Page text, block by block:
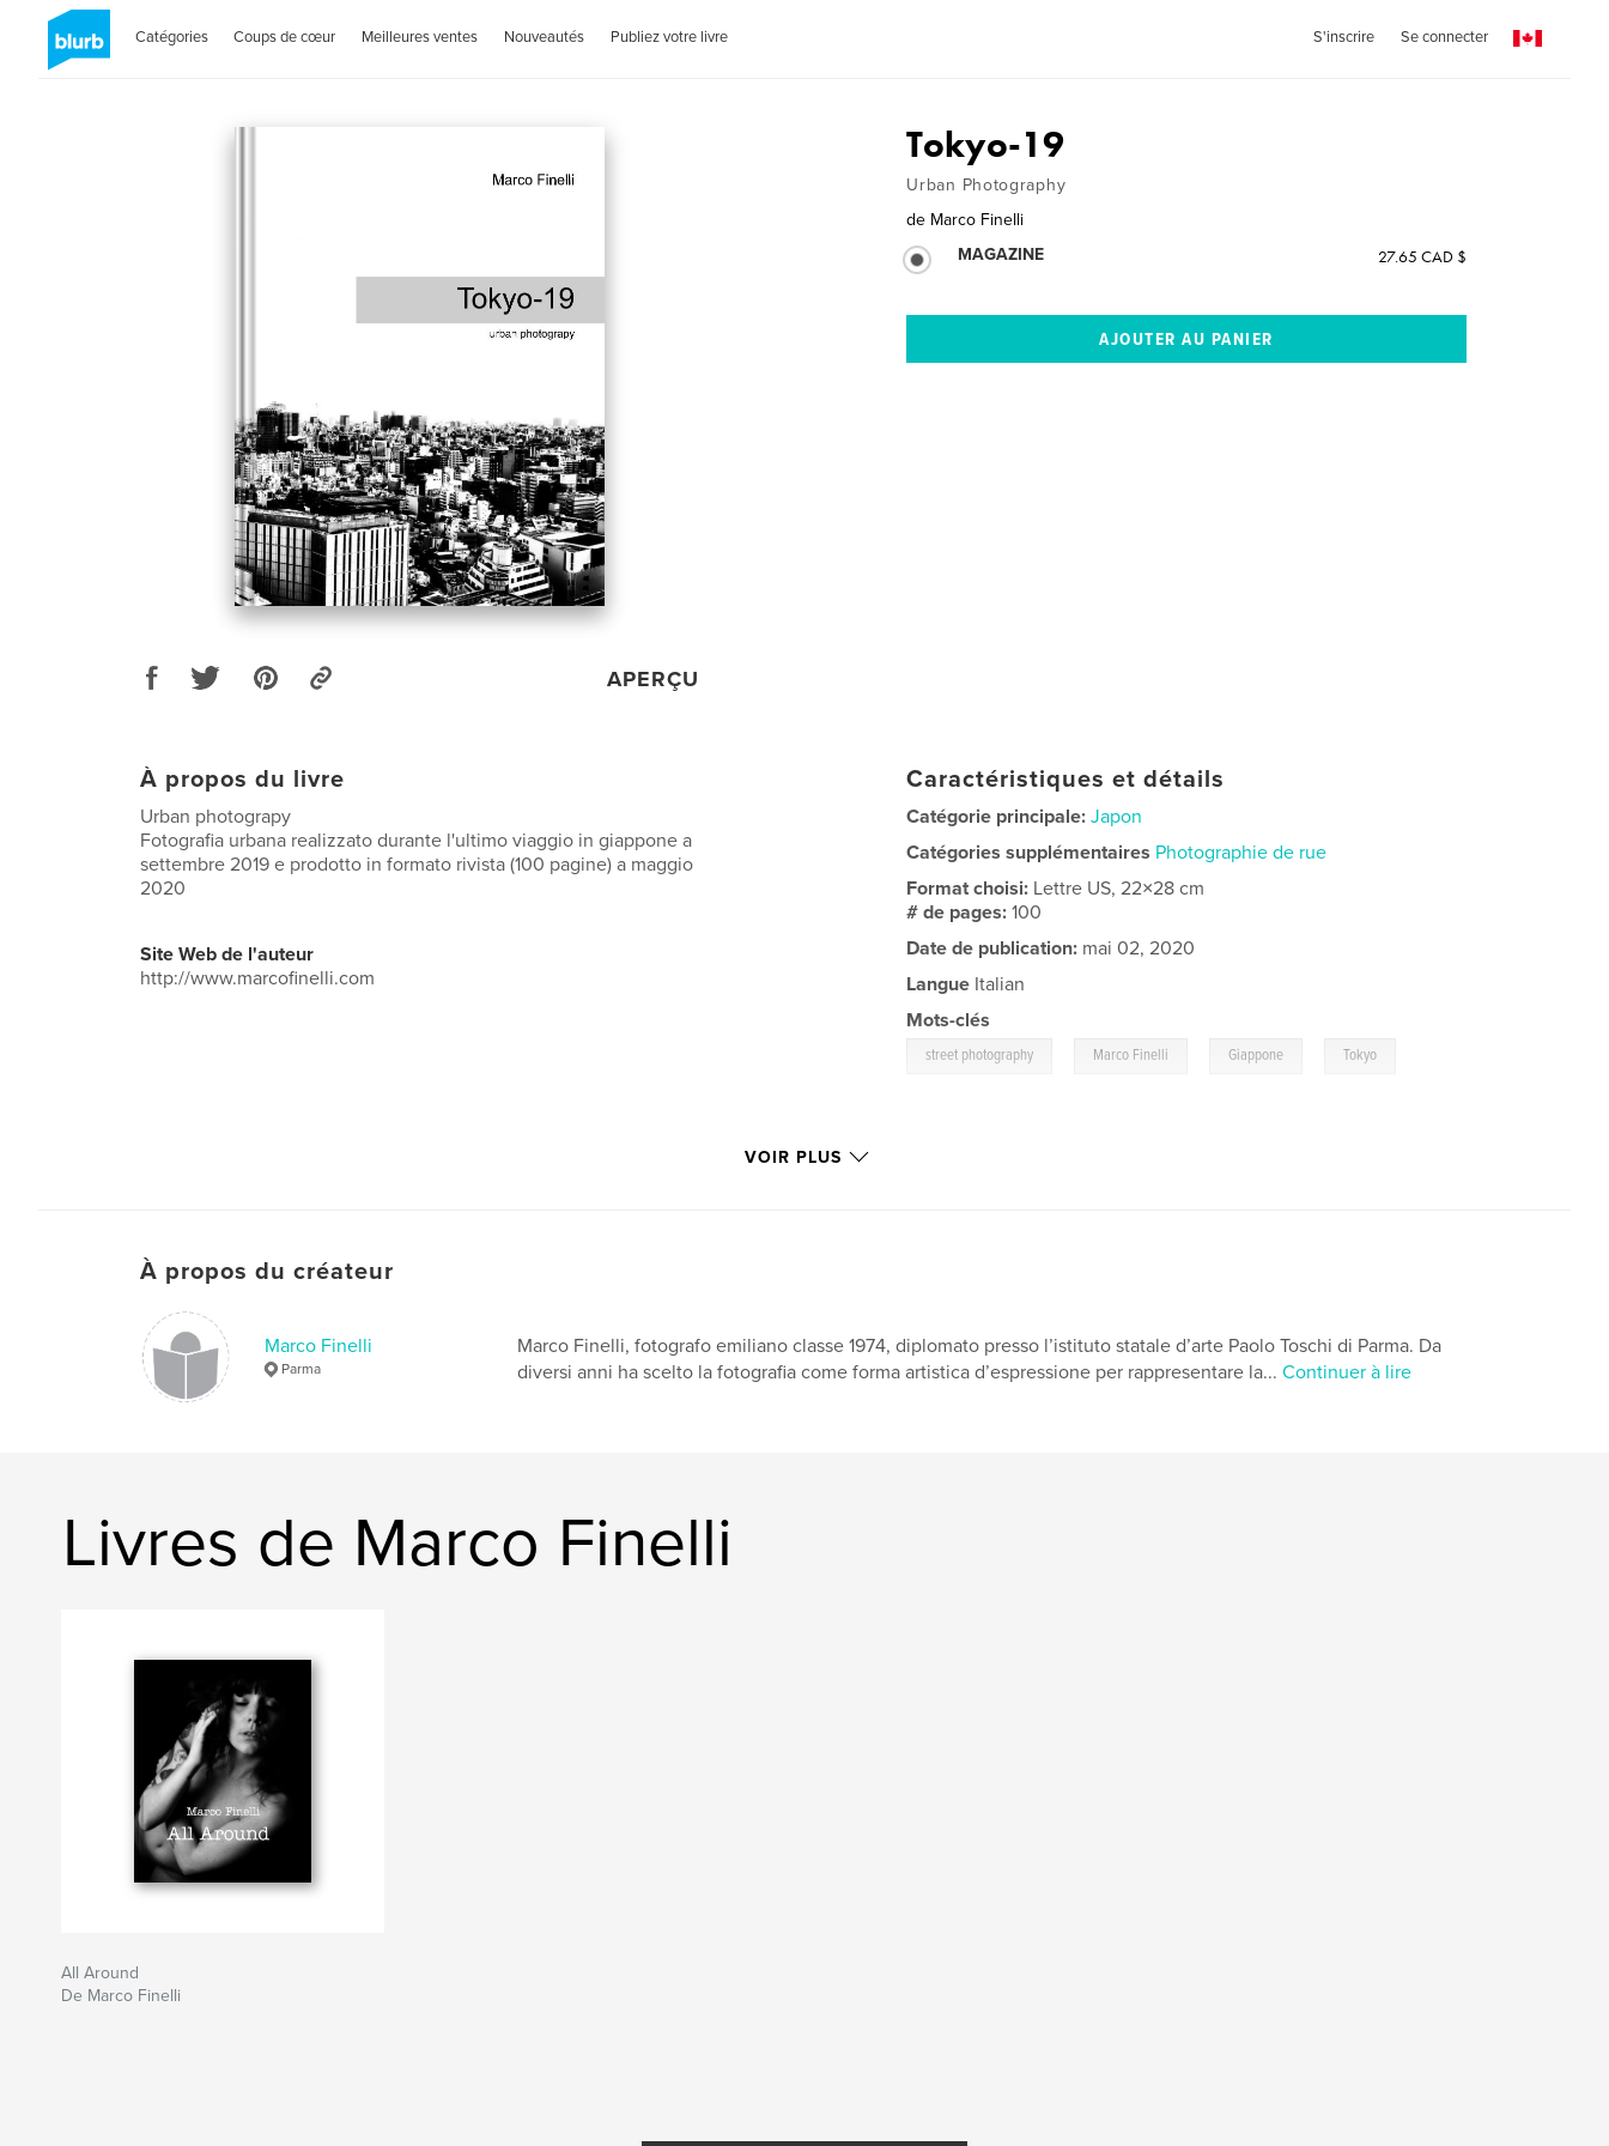
Catégories Coups de cœur Meilleures ventes Nouveautés Publiez votre livre S'inscrire Se connecter
APERÇU
Tokyo-19
Urban Photography
de Marco Finelli
MAGAZINE
27.65 CAD $
À propos du livre
Urban photograpy
Fotografia urbana realizzato durante l'ultimo viaggio in giappone a
settembre 2019 e prodotto in formato rivista (100 pagine) a maggio
2020
Site Web de l'auteur
http://www.marcofinelli.com
Caractéristiques et détails
Catégorie principale: Japon
Catégories supplémentaires Photographie de rue
Format choisi: Lettre US, 22×28 cm
# de pages:100
Date de publication: mai 02, 2020
Langue Italian
Mots-clés
street photography Marco Finelli Giappone Tokyo
VOIR PLUS
À propos du créateur
Marco Finelli
Parma
Marco Finelli, fotografo emiliano classe 1974, diplomato presso l’istituto statale d’arte Paolo Toschi di Parma. Da
diversi anni ha scelto la fotografia come forma artistica d’espressione per rappresentare la... Continuer à lire
Livres de Marco Finelli
All Around
De Marco Finelli